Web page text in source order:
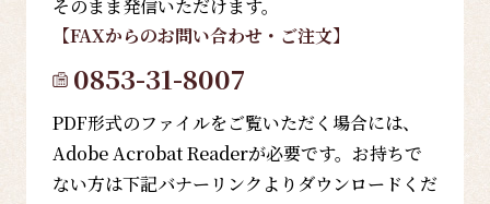
そのまま発信いただけます。
【FAXからのお問い合わせ・ご注文】
0853-31-8007
PDF形式のファイルをご覧いただく場合には、
Adobe Acrobat Readerが必要です。お持ちで
ない方は下記バナーリンクよりダウンロードくだ